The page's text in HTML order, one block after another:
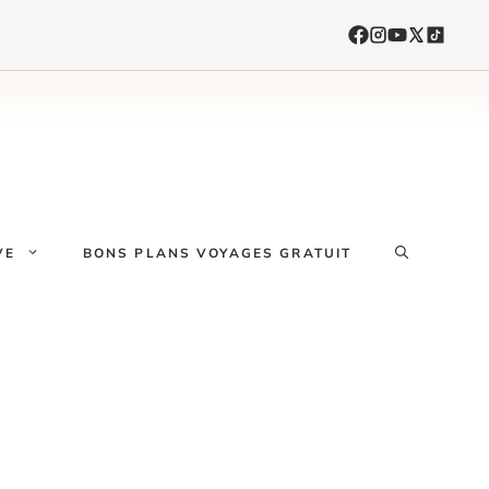
BONS PLANS VOYAGES GRATUIT